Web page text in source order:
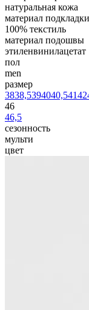
натуральная кожа
материал подкладки
100% текстиль
материал подошвы
этиленвинилацетат
пол
men
размер
3838,5394040,54142
46
46,5
сезонность
мульти
цвет